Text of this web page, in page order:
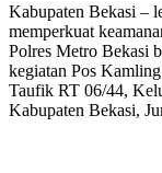
Kabupaten Bekasi –
memperkuat
Polres Metro Bekasi
kegiatan Pos
Taufik RT 06/44,
Kabupaten Bekasi,